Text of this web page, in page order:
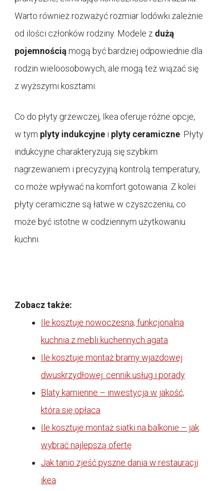
Warto również rozważyć rozmiar lodówki zależnie
od ilości członków rodziny. Modele z dużą
pojemnością mogą być bardziej odpowiednie dla
rodzin wieloosobowych, ale mogą też wiązać się
z wyższymi kosztami.
Co do płyty grzewczej, Ikea oferuje różne opcje,
w tym plyty indukcyjne i plyty ceramiczne . Płyty
indukcyjne charakteryzują się szybkim
nagrzewaniem i precyzyjną kontrolą temperatury,
co może wpływać na komfort gotowania. Z kolei
płyty ceramiczne są łatwe w czyszczeniu, co
może być istotne w codziennym użytkowaniu
kuchni.
Zobacz także:
Ile kosztuje nowoczesna, funkcjonalna
kuchnia z mebli kuchennych agata
Ile kosztuje montaż bramy wjazdowej
dwuskrzydłowej: cennik usług i porady
Blaty kamienne – inwestycja w jakość,
która się opłaca
Ile kosztuje montaż siatki na balkonie – jak
wybrać najlepszą ofertę
Jak tanio zjeść pyszne dania w restauracji
ikea